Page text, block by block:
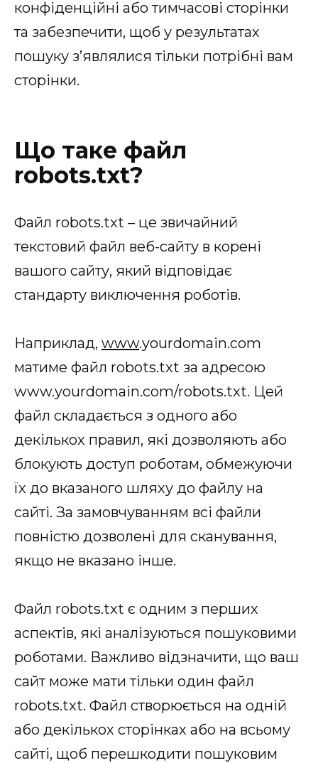
конфіденційні або тимчасові сторінки
та забезпечити, щоб у результатах
пошуку з’являлися тільки потрібні вам
сторінки.
Що таке файл
robots.txt?
Файл robots.txt – це звичайний
текстовий файл веб-сайту в корені
вашого сайту, який відповідає
стандарту виключення роботів.
Наприклад, www.yourdomain.com
матиме файл robots.txt за адресою
www.yourdomain.com/robots.txt. Цей
файл складається з одного або
декількох правил, які дозволяють або
блокують доступ роботам, обмежуючи
їх до вказаного шляху до файлу на
сайті. За замовчуванням всі файли
повністю дозволені для сканування,
якщо не вказано інше.
Файл robots.txt є одним з перших
аспектів, які аналізуються пошуковими
роботами. Важливо відзначити, що ваш
сайт може мати тільки один файл
robots.txt. Файл створюється на одній
або декількох сторінках або на всьому
сайті, щоб перешкодити пошуковим